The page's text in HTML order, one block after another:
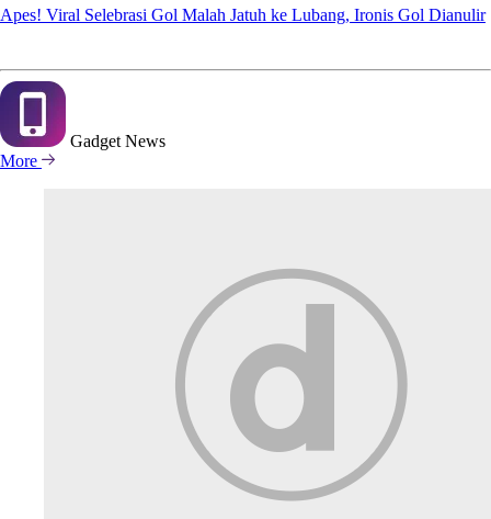
Apes! Viral Selebrasi Gol Malah Jatuh ke Lubang, Ironis Gol Dianulir
Gadget News
More